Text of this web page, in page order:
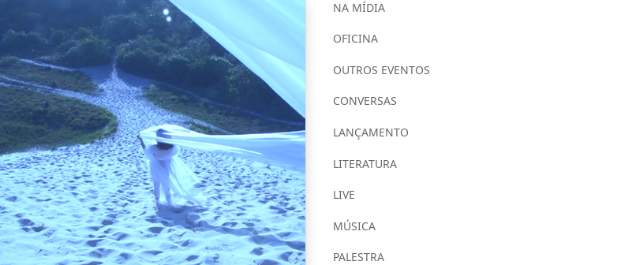
NA MÍDIA
OFICINA
OUTROS EVENTOS
CONVERSAS
LANÇAMENTO
LITERATURA
LIVE
MÚSICA
PALESTRA